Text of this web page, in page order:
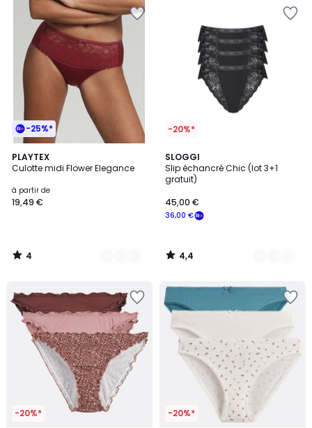
-25%*
PLAYTEX
Culotte midi Flower Elegance
à partir de
19,49 €
4
/
9
Couleurs
4
/
-20%*
SLOGGI
Slip échancré Chic (lot 3+1
gratuit)
36,00 €
45,00 €
4,4
/ 5
2
Couleurs
4,4
/
-20%* -20%*